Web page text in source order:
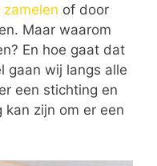
of door
Maar waarom
En hoe gaat dat
gaan wij langs alle
een stichting en
zijn om er een